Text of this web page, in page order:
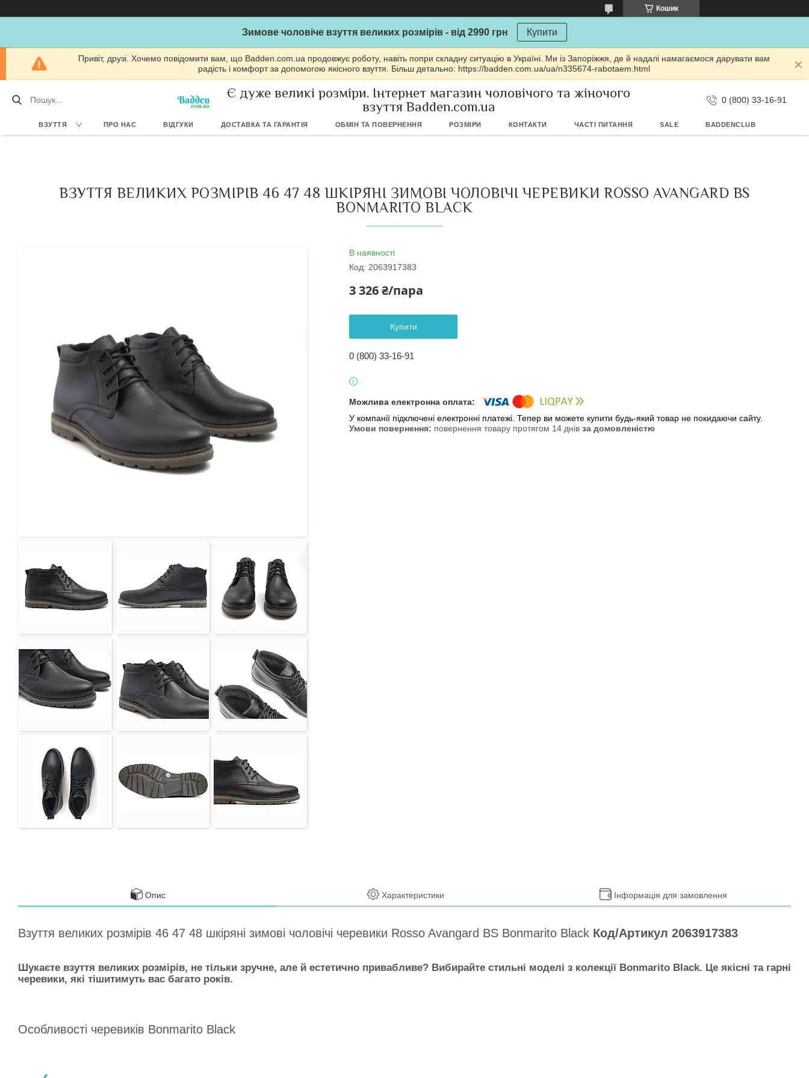
Кошик
Зимове чоловіче взуття великих розмірів - від 2990 грн Купити
Привіт, друзі. Хочемо повідомити вам, що Badden.com.ua продовжує роботу, навіть попри складну ситуацію в Україні. Ми із Запоріжжя, де й надалі намагаємося дарувати вам
радість і комфорт за допомогою якісного взуття. Більш детально: https://badden.com.ua/ua/n335674-rabotaem.html
Є дуже великі розміри. Інтернет магазин чоловічого та жіночого
взуття Badden.com.ua
0 (800) 33-16-91
ВЗУТТЯ ПРО НАС ВІДГУКИ ДОСТАВКА ТА ГАРАНТІЯ ОБМІН ТА ПОВЕРНЕННЯ РОЗМІРИ КОНТАКТИ ЧАСТІ ПИТАННЯ SALE BADDENCLUB
ВЗУТТЯ ВЕЛИКИХ РОЗМІРІВ 46 47 48 ШКІРЯНІ ЗИМОВІ ЧОЛОВІЧІ ЧЕРЕВИКИ ROSSO AVANGARD BS
BONMARITO BLACK
В наявності
Код: 2063917383
3 326 ₴/пара
Купити
0 (800) 33-16-91
У компанії підключені електронні платежі. Тепер ви можете купити будь-який товар не покидаючи сайту.
повернення товару протягом 14 днів за домовленістю
Опис Характеристики Інформація для замовлення
Взуття великих розмірів 46 47 48 шкіряні зимові чоловічі черевики Rosso Avangard BS Bonmarito Black Код/Артикул 2063917383
Шукаєте взуття великих розмірів, не тільки зручне, але й естетично привабливе? Вибирайте стильні моделі з колекції Bonmarito Black. Це якісні та гарні
черевики, які тішитимуть вас багато років.
Особливості черевиків Bonmarito Black